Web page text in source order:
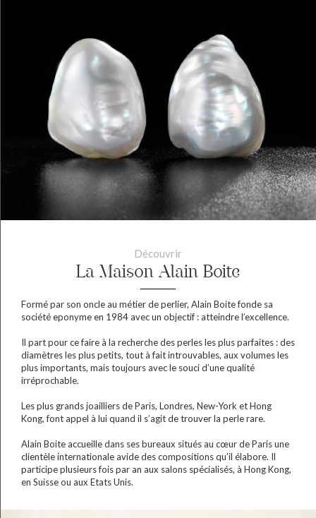
Découvrir
La Maison Alain Boite
Formé par son oncle au métier de perlier, Alain Boite fonde sa
société eponyme en 1984 avec un objectif : atteindre l’excellence.
Il part pour ce faire à la recherche des perles les plus parfaites : des
diamètres les plus petits, tout à fait introuvables, aux volumes les
plus importants, mais toujours avec le souci d’une qualité
irréprochable.
Les plus grands joailliers de Paris, Londres, New-York et Hong
Kong, font appel à lui quand il s’agit de trouver la perle rare.
Alain Boite accueille dans ses bureaux situés au cœur de Paris une
clientèle internationale avide des compositions qu’il élabore. Il
participe plusieurs fois par an aux salons spécialisés, à Hong Kong,
en Suisse ou aux Etats Unis.